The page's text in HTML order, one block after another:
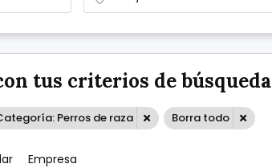
tus criterios de búsqueda
Perros de raza Borra todo
Empresa